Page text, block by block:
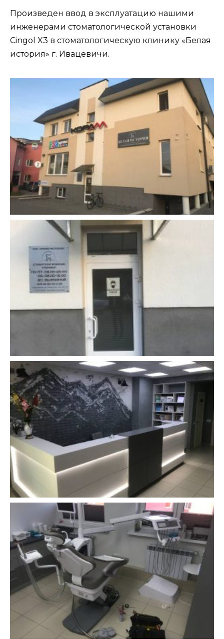
Произведен ввод в эксплуатацию нашими
инженерами стоматологической установки
Cingol X3 в стоматологическую клинику «Белая
история» г. Ивацевичи.